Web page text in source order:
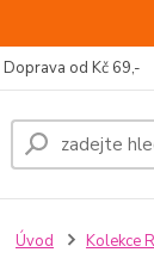
Doprava od Kč 69,-
Úvod Kolekce